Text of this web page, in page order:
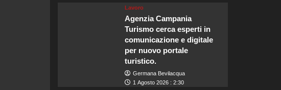
Lavoro
Agenzia Campania
Turismo cerca esperti in
comunicazione e digitale
per nuovo portale
turistico.
Germana Bevilacqua
1 Agosto 2026 : 2:30